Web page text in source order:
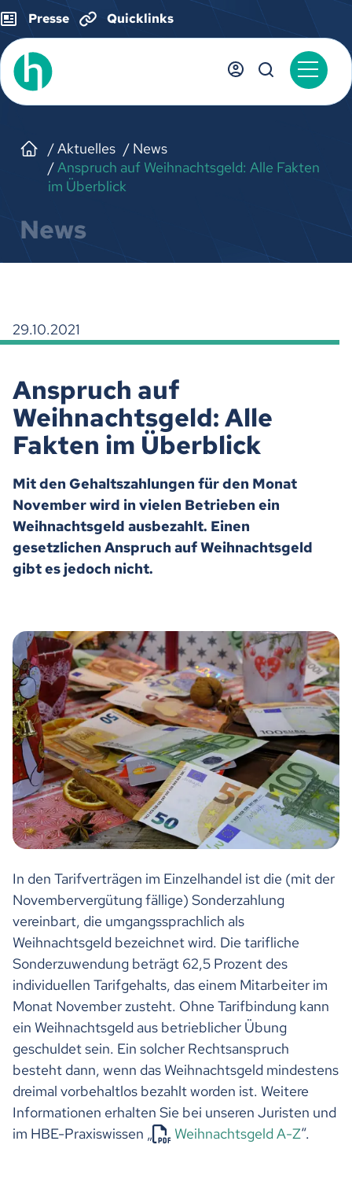
Presse Quicklinks
Aktuelles
News
Anspruch auf Weihnachtsgeld: Alle Fakten
im Überblick
News
29.10.2021
Anspruch auf
Weihnachtsgeld: Alle
Fakten im Überblick
Mit den Gehaltszahlungen für den Monat
November wird in vielen Betrieben ein
Weihnachtsgeld ausbezahlt. Einen
gesetzlichen Anspruch auf Weihnachtsgeld
gibt es jedoch nicht.
In den Tarifverträgen im Einzelhandel ist die (mit der
Novembervergütung fällige) Sonderzahlung
vereinbart, die umgangssprachlich als
Weihnachtsgeld bezeichnet wird. Die tarifliche
Sonderzuwendung beträgt 62,5 Prozent des
individuellen Tarifgehalts, das einem Mitarbeiter im
Monat November zusteht. Ohne Tarifbindung kann
ein Weihnachtsgeld aus betrieblicher Übung
geschuldet sein. Ein solcher Rechtsanspruch
besteht dann, wenn das Weihnachtsgeld mindestens
dreimal vorbehaltlos bezahlt worden ist. Weitere
Informationen erhalten Sie bei unseren Juristen und
im HBE-Praxiswissen „
Weihnachtsgeld A-Z“.